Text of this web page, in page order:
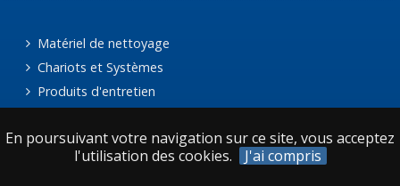
En poursuivant votre navigation sur ce site, vous acceptez
l'utilisation des cookies.
J'ai compris
Matériel de nettoyage
Chariots et Systèmes
Produits d'entretien
Essuyage, protection et collecte des déchets
Tapis et revêtements techniques